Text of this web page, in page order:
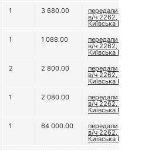
1 3 680.00 передали до
в/ч 2262, бат.
Київська Русь
1 1 088.00 передали до
в/ч 2262, бат.
Київська Русь
2 2 800.00 передали до
в/ч 2262, бат.
Київська Русь
1 2 080.00 передали до
в/ч 2262, бат.
Київська Русь
1 64 000.00 передали до
в/ч 2262, бат.
Київська Русь